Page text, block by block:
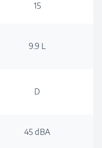
15
9.9 L
D
45 dBA